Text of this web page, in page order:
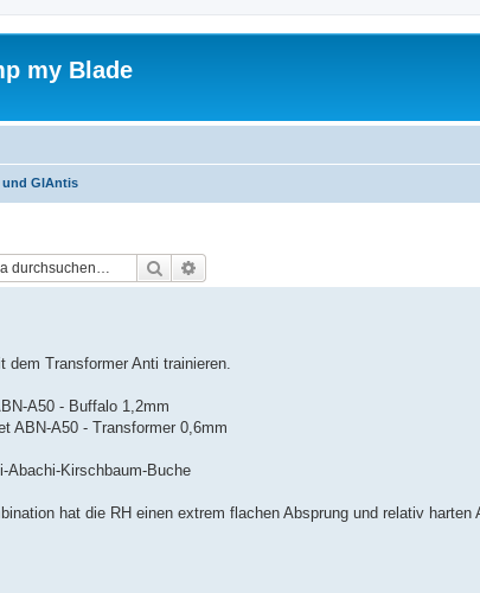
my Blade
GlAntis
Suche
dem Transformer Anti trainieren.
A50 - Buffalo 1,2mm
ABN-A50 - Transformer 0,6mm
Abachi-Kirschbaum-Buche
hat die RH einen extrem flachen Absprung und relativ harten